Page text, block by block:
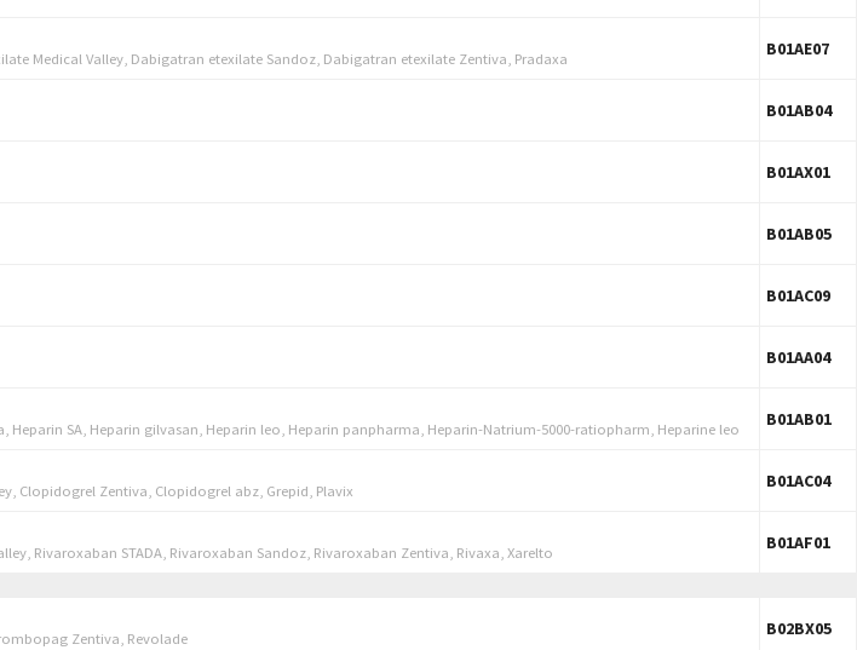
Medical Valley, Dabigatran etexilate Sandoz, Dabigatran etexilate Zentiva, Pradaxa B01AE07
B01AB04
B01AX01
B01AB05
B01AC09
B01AA04
Heparin SA, Heparin gilvasan, Heparin leo, Heparin panpharma, Heparin-Natrium-5000-ratiopharm, Heparine leo B01AB01
Clopidogrel Zentiva, Clopidogrel abz, Grepid, Plavix B01AC04
Rivaroxaban STADA, Rivaroxaban Sandoz, Rivaroxaban Zentiva, Rivaxa, Xarelto
B01AF01
Zentiva, Revolade B02BX05